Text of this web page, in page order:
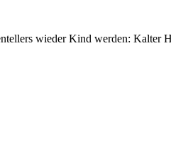
wieder Kind werden: Kalter